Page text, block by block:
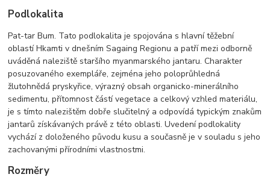
Podlokalita
Pat-tar Bum. Tato podlokalita je spojována s hlavní těžební
oblastí Hkamti v dnešním Sagaing Regionu a patří mezi odborně
uváděná naleziště staršího myanmarského jantaru. Charakter
posuzovaného exempláře, zejména jeho poloprůhledná
žlutohnědá pryskyřice, výrazný obsah organicko-minerálního
sedimentu, přítomnost částí vegetace a celkový vzhled materiálu,
je s tímto nalezištěm dobře slučitelný a odpovídá typickým znakům
jantarů získávaných právě z této oblasti. Uvedení podlokality
vychází z doloženého původu kusu a současně je v souladu s jeho
zachovanými přírodními vlastnostmi.
Rozměry